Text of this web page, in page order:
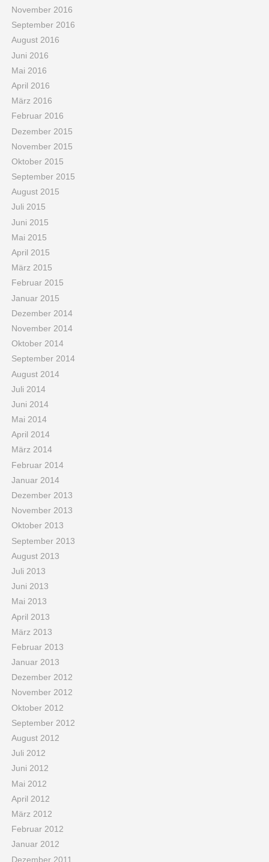
November 2016
September 2016
August 2016
Juni 2016
Mai 2016
April 2016
März 2016
Februar 2016
Dezember 2015
November 2015
Oktober 2015
September 2015
August 2015
Juli 2015
Juni 2015
Mai 2015
April 2015
März 2015
Februar 2015
Januar 2015
Dezember 2014
November 2014
Oktober 2014
September 2014
August 2014
Juli 2014
Juni 2014
Mai 2014
April 2014
März 2014
Februar 2014
Januar 2014
Dezember 2013
November 2013
Oktober 2013
September 2013
August 2013
Juli 2013
Juni 2013
Mai 2013
April 2013
März 2013
Februar 2013
Januar 2013
Dezember 2012
November 2012
Oktober 2012
September 2012
August 2012
Juli 2012
Juni 2012
Mai 2012
April 2012
März 2012
Februar 2012
Januar 2012
Dezember 2011